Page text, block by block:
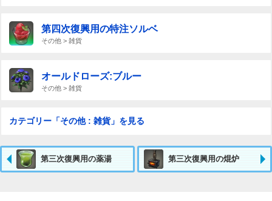
第四次復興用の特注ソルベ
その他 > 雑貨
オールドローズ:ブルー
その他 > 雑貨
カテゴリー「その他 : 雑貨」を見る
第三次復興用の薬湯 第三次復興用の焜炉